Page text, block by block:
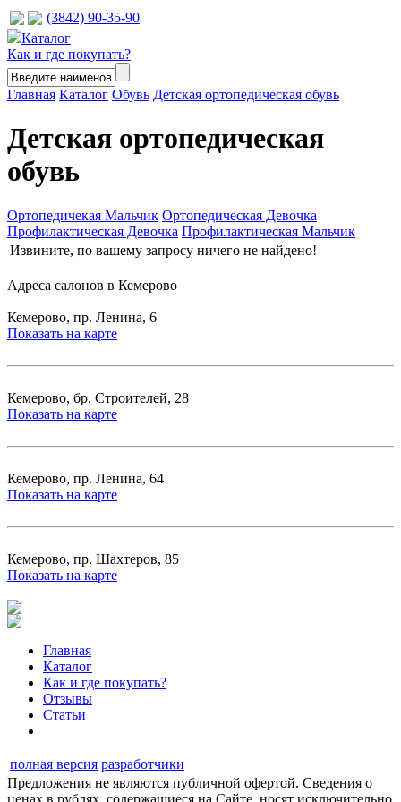
(3842) 90-35-90
Каталог
Как и где покупать?
Главная Каталог Обувь Детская ортопедическая обувь
Детская ортопедическая
обувь
Ортопедичекая Мальчик Ортопедическая Девочка
Профилактическая Девочка Профилактическая Мальчик
Извините, по вашему запросу ничего не найдено!
Адреса салонов в Кемерово
Кемерово, пр. Ленина, 6
Показать на карте
Кемерово, бр. Строителей, 28
Показать на карте
Кемерово, пр. Ленина, 64
Показать на карте
Кемерово, пр. Шахтеров, 85
Показать на карте
Главная
Каталог
Как и где покупать?
Отзывы
Статьи
полная версия разработчики
Предложения не являются публичной офертой. Сведения о
ценах в рублях, содержащиеся на Сайте, носят исключительно